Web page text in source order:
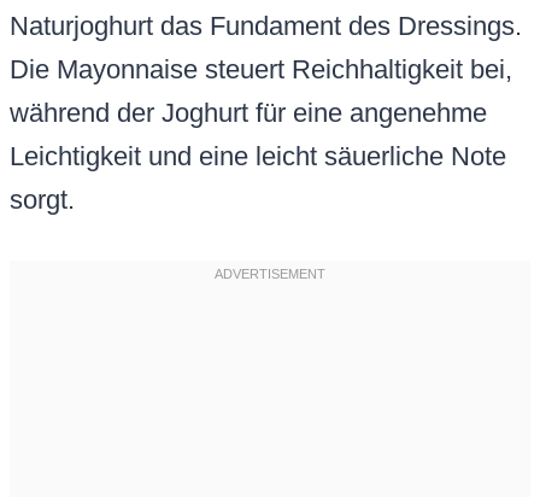
Naturjoghurt das Fundament des Dressings.
Die Mayonnaise steuert Reichhaltigkeit bei,
während der Joghurt für eine angenehme
Leichtigkeit und eine leicht säuerliche Note
sorgt.